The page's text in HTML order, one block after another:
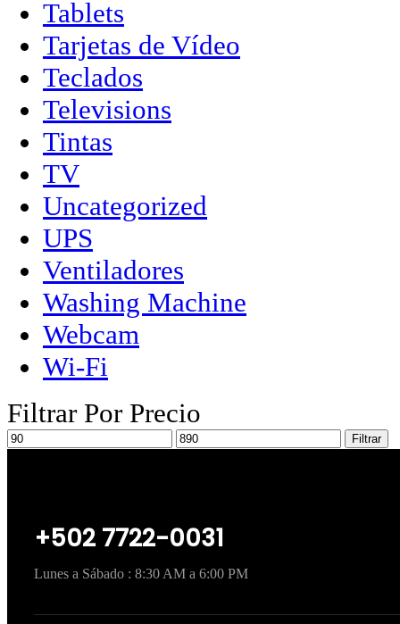
Tablets
Tarjetas de Vídeo
Teclados
Televisions
Tintas
TV
Uncategorized
UPS
Ventiladores
Washing Machine
Webcam
Wi-Fi
Filtrar Por Precio
Filtrar
+502 7722-0031
Lunes a Sábado : 8:30 AM a 6:00 PM